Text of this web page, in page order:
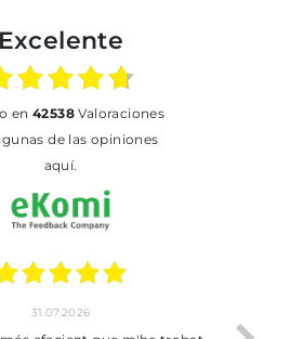
Excelente
en 42538Valoraciones
aquí.
31.07.2026